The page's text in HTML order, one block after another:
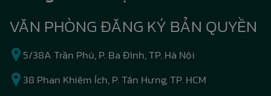
VĂN PHÒNG ĐĂNG KÝ BẢN QUYỀN
5/38A Trần Phú, P. Ba Đình, TP. Hà Nội
38 Phan Khiêm Ích, P. Tân Hưng, TP. HCM